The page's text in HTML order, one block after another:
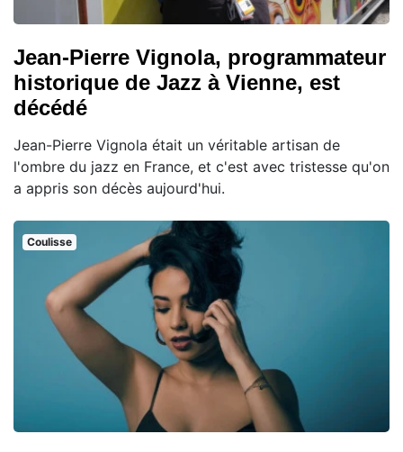
Jean-Pierre Vignola, programmateur
historique de Jazz à Vienne, est
décédé
Jean-Pierre Vignola était un véritable artisan de
l'ombre du jazz en France, et c'est avec tristesse qu'on
a appris son décès aujourd'hui.
Coulisse